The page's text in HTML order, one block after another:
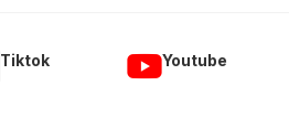
Tiktok Youtube